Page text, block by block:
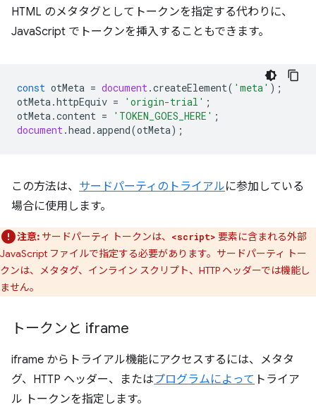
HTML のメタタグとしてトークンを指定する代わりに、
JavaScript でトークンを挿入することもできます。
const otMeta = document.createElement( 'meta' );
otMeta.httpEquiv = 'origin-trial' ;
otMeta.content = 'TOKEN_GOES_HERE' ;
document.head .append(otMeta);
この方法は、 サードパーティのトライアルに参加している
場合に使用します。
注意: サードパーティ トークンは、 <script> 要素に含まれる外部
JavaScript ファイルで指定する必要があります。サードパーティ トー
クンは、メタタグ、インライン スクリプト、HTTP ヘッダーでは機能し
ません。
トークンと iframe
iframe からトライアル機能にアクセスするには、メタタ
グ、HTTP ヘッダー、またはプログラムによって トライア
ル トークンを指定します。